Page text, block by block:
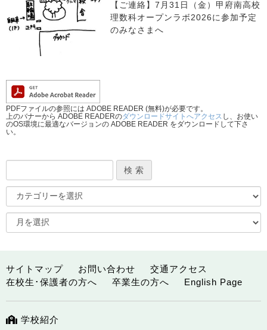
【ご連絡】7月31日（金）甲府南高校
理数科オープンラボ2026に参加予定
のみなさまへ
PDFファイルの参照には ADOBE READER (無料)が必要です。
上のバナーから ADOBE READERのダウンロードサイトへアクセス し、お使い
のOS環境に最適なバージョンの ADOBE READER をダウンロードして下さ
い。
サイトマップ お問い合わせ
交通アクセス
在校生･保護者の方へ
卒業生の方へ English Page
学校紹介